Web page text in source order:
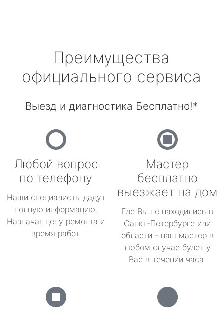
Преимущества
официального сервиса
Выезд и диагностика Бесплатно!*
Любой вопрос
по телефону
Наши специалисты дадут
полную информацию.
Назначат цену ремонта и
время работ.
Мастер
бесплатно
выезжает на дом
Где Вы не находились в
Санкт-Петербурге или
области - наш мастер в
любом случае будет у
Вас в течении часа.